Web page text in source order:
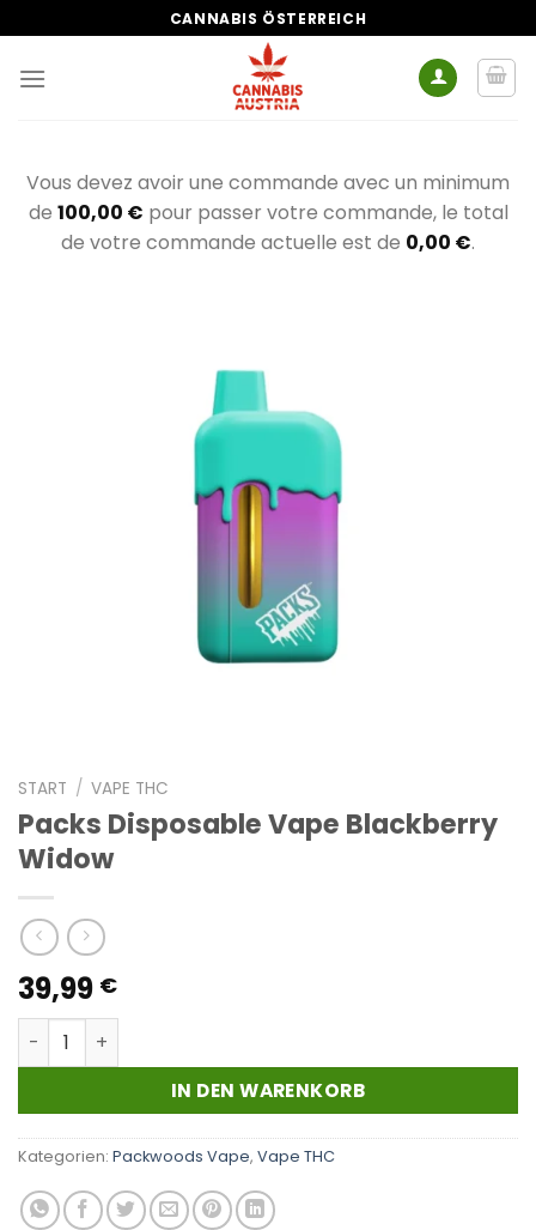
Inhalt
springen
CANNABIS ÖSTERREICH
Vous devez avoir une commande avec un minimum
de 100,00 € pour passer votre commande, le total
de votre commande actuelle est de 0,00 €.
START / VAPE THC
Packs Disposable Vape Blackberry
Widow
39,99 €
Packs Disposable Vape Blackberry Widow Menge
IN DEN WARENKORB
Kategorien: Packwoods Vape, Vape THC